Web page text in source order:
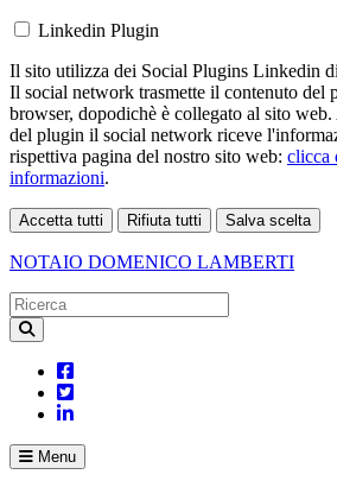
Linkedin Plugin
Il sito utilizza dei Social Plugins Linkedin
Il social network trasmette il contenuto del
browser, dopodichè è collegato al sito
del plugin il social network riceve
rispettiva pagina del nostro sito web: clicca
informazioni.
Accetta tutti Rifiuta tutti Salva scelta
NOTAIO DOMENICO LAMBERTI
Menu